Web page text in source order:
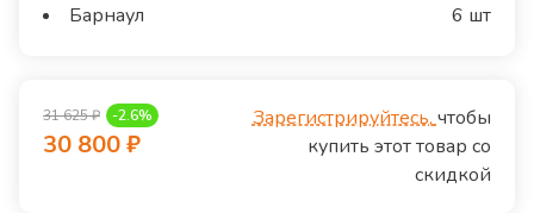
Барнаул
6 шт
31 625₽ -2.6%
30 800₽
Зарегистрируйтесь,чтобы
купить этот товар со
скидкой